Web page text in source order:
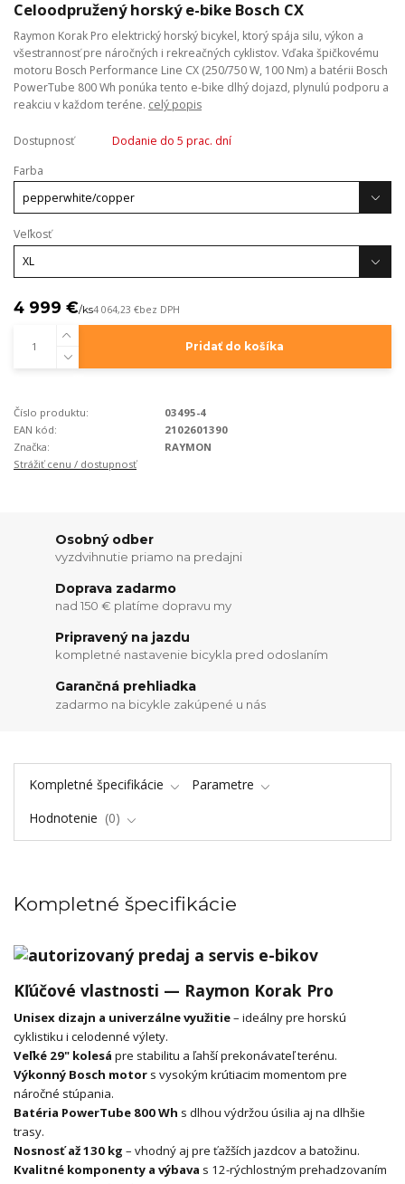
Celoodpružený horský e-bike Bosch CX
Raymon Korak Pro elektrický horský bicykel, ktorý spája silu, výkon a
všestrannosť pre náročných i rekreačných cyklistov. Vďaka špičkovému
motoru Bosch Performance Line CX (250/750 W, 100 Nm) a batérii Bosch
PowerTube 800 Wh ponúka tento e-bike dlhý dojazd, plynulú podporu a
reakciu v každom teréne. celý popis
Dostupnosť
Dodanie do 5 prac. dní
Farba
Veľkosť
4 999 €/ks4 064,23 €bez DPH
Pridať do košíka
Číslo produktu:
03495-4
EAN kód:
2102601390
Značka:
RAYMON
Strážiť cenu / dostupnosť
Osobný odber
vyzdvihnutie priamo na predajni
Doprava zadarmo
nad 150 € platíme dopravu my
Pripravený na jazdu
kompletné nastavenie bicykla pred odoslaním
Garančná prehliadka
zadarmo na bicykle zakúpené u nás
Kompletné špecifikácie
Parametre
Hodnotenie
0
Kompletné špecifikácie
Kľúčové vlastnosti — Raymon Korak Pro
Unisex dizajn a univerzálne využitie– ideálny pre horskú
cyklistiku i celodenné výlety.
Veľké 29" kolesá pre stabilitu a ľahší prekonávateľ terénu.
Výkonný Bosch motor s vysokým krútiacim momentom pre
náročné stúpania.
Batéria PowerTube 800 Wh s dlhou výdržou úsilia aj na dlhšie
trasy.
Nosnosť až 130 kg – vhodný aj pre ťažších jazdcov a batožinu.
Kvalitné komponenty a výbava s 12-rýchlostným prehadzovaním